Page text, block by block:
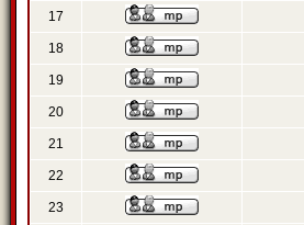
17
18
19
20
21
22
23